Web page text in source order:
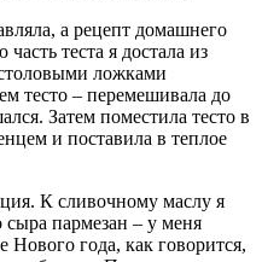
а рецепт домашнего
теста я достала из
ложками
тесто – перемешивала до
Затем поместила тесто в
и поставила в теплое
К сливочному маслу я
сыра пармезан – у меня
Нового года, как говорится,